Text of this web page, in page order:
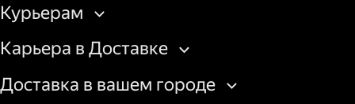
Курьерам
Карьера в Доставке
Доставка в вашем городе